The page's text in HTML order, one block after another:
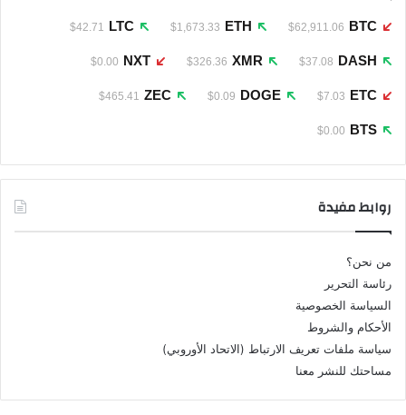
BTC
$62,911.06
ETH
$1,673.33
LTC
$42.71
DASH
$37.08
XMR
$326.36
NXT
$0.00
ETC
$7.03
DOGE
$0.09
ZEC
$465.41
BTS
$0.00
روابط مفيدة
من نحن؟
رئاسة التحرير
السياسة الخصوصية
الأحكام والشروط
سياسة ملفات تعريف الارتباط (الاتحاد الأوروبي)
مساحتك للنشر معنا